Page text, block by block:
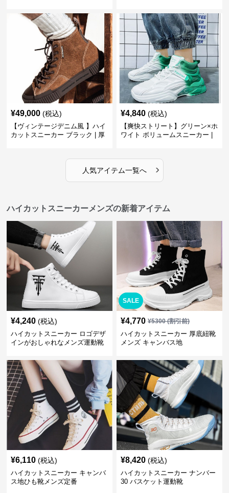
¥49,000 (税込)
【ヴィンテージデニム風 】ハイ
カットスニーカー ブラック | 厚
¥4,840 (税込)
【爽快ストリート】グリーン×ホ
ワイト ボリュームスニーカー |
人気アイテム一覧へ ›
ハイカットスニーカーメンズの新着アイテム
¥4,240 (税込)
ハイカットスニーカー ロゴデザ
インがおしゃれなメンズ運動靴
SALE
¥4,770 ¥5300(割引前)
ハイカットスニーカー 厚底紐靴
メンズ キャンバス地
¥6,110 (税込)
ハイカットスニーカー キャンバ
ス地ひも靴メンズ定番
¥8,420 (税込)
ハイカットスニーカー ナンバー
30 バスケット運動靴